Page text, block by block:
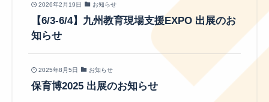
2026年2月19日 お知らせ
【6/3-6/4】九州教育現場支援EXPO 出展のお
知らせ
2025年8月5日 お知らせ
保育博2025 出展のお知らせ